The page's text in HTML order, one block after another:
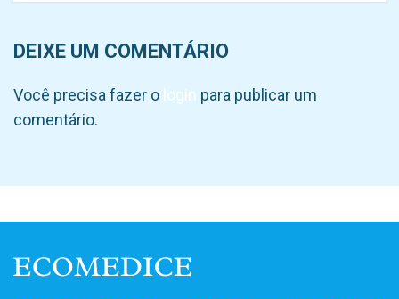
DEIXE UM COMENTÁRIO
Você precisa fazer o login para publicar um
comentário.